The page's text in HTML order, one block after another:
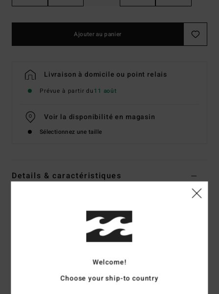
Ajouter au panier
Livraison à domicile ou point relais
Prévue à partir du11 août
Voir la disponibilité en magasin
Sélectionnez une taille
Details & caractéristiques
Code couleur
jersey de coton
col rond
Welcome!
Choose your ship-to country